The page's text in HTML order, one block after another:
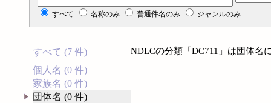
すべて 名称のみ 普通件名のみ ジャンルのみ
すべて (7 件)
個人名 (0 件)
家族名 (0 件)
団体名 (0 件)
NDLCの分類「DC711」は団体名